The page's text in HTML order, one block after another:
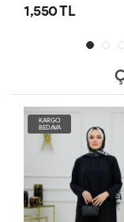
1,550 TL
KARGO
BEDAVA